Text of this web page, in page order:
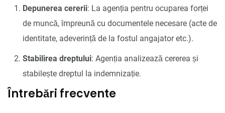
Depunerea cererii: La agenția pentru ocuparea forței
de muncă, împreună cu documentele necesare (acte de
identitate, adeverință de la fostul angajator etc.).
Stabilirea dreptului: Agenția analizează cererea și
stabilește dreptul la indemnizație.
Întrebări frecvente